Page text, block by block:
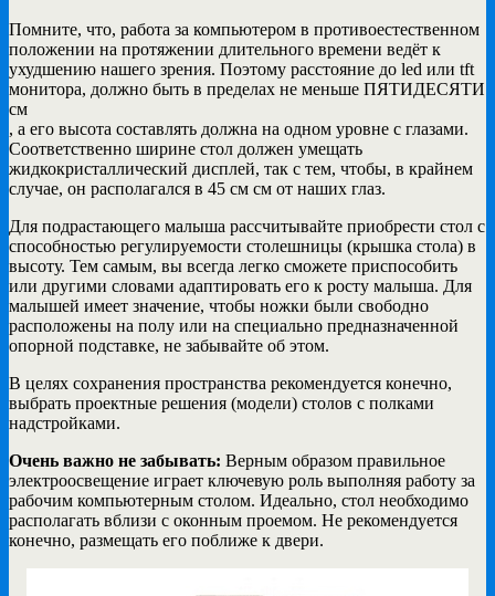
Помните, что, работа за компьютером в противоестественном
положении на протяжении длительного времени ведёт к
ухудшению нашего зрения. Поэтому расстояние до led или tft
монитора, должно быть в пределах не меньше ПЯТИДЕСЯТИ
см
, а его высота составлять должна на одном уровне с глазами.
Соответственно ширине стол должен умещать
жидкокристаллический дисплей, так с тем, чтобы, в крайнем
случае, он располагался в 45 см см от наших глаз.
Для подрастающего малыша рассчитывайте приобрести стол с
способностью регулируемости столешницы (крышка стола) в
высоту. Тем самым, вы всегда легко сможете приспособить
или другими словами адаптировать его к росту малыша. Для
малышей имеет значение, чтобы ножки были свободно
расположены на полу или на специально предназначенной
опорной подставке, не забывайте об этом.
В целях сохранения пространства рекомендуется конечно,
выбрать проектные решения (модели) столов с полками
надстройками.
Очень важно не забывать: Верным образом правильное
электроосвещение играет ключевую роль выполняя работу за
рабочим компьютерным столом. Идеально, стол необходимо
располагать вблизи с оконным проемом. Не рекомендуется
конечно, размещать его поближе к двери.